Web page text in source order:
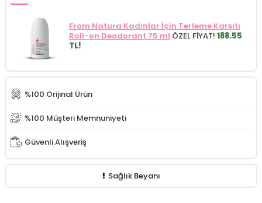
From Natura Kadınlar İçin Terleme Karşıtı
Roll-on Deodorant 75 ml ÖZEL FİYAT! 188.55
TL!
%100 Orijinal Ürün
%100 Müşteri Memnuniyeti
Güvenli Alışveriş
Sağlık Beyanı